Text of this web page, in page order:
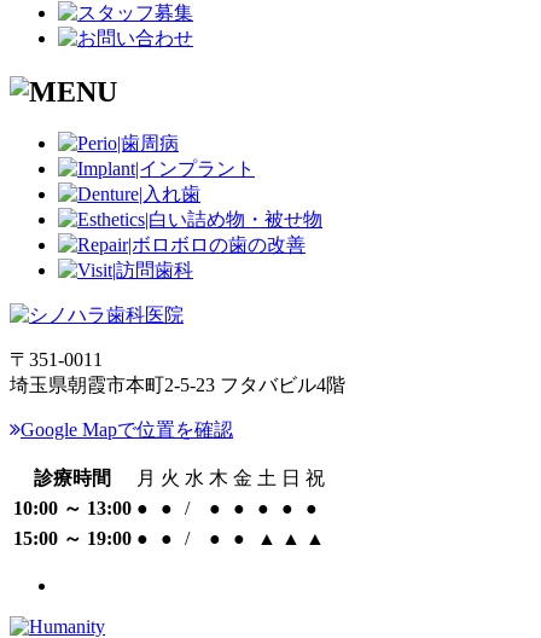
〒351-0011
埼玉県朝霞市本町2-5-23 フタバビル4階
Google Mapで位置を確認
診療時間 月 火 水 木 金 土 日 祝
10:00 ～ 13:00 ● ● / ● ● ● ●
●
15:00 ～ 19:00 ● ● / ● ● ▲ ▲ ▲